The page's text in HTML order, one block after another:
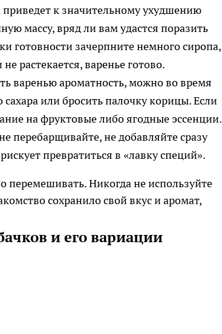
к значительному ухудшению
массу, вряд ли вам удастся поразить
готовности зачерпните немного сиропа,
растекается, варенье готово.
варенью ароматность, можно во время
или бросить палочку корицы. Если
на фруктовые либо ягодные эссенции.
перебарщивайте, не добавляйте сразу
превратиться в «лавку специй».
перемешивать. Никогда не используйте
сохранило свой вкус и аромат,
и его вариации